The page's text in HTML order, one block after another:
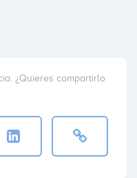
¿Quieres compartirlo